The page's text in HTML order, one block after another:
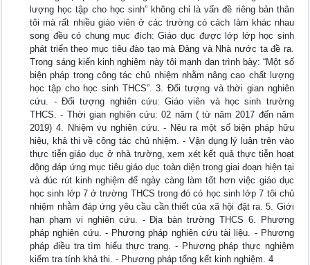
lượng học tập cho học sinh” không chỉ là vấn đề riêng bản thân
tôi mà rất nhiều giáo viên ở các trường có cách làm khác nhau
song đều có chung mục đích: Giáo dục được lớp lớp học sinh
phát triển theo mục tiêu đào tạo mà Đảng và Nhà nước ta đề ra.
Trong sáng kiến kinh nghiệm này tôi mạnh dạn trình bày: “Một số
biện pháp trong công tác chủ nhiệm nhằm nâng cao chất lượng
học tập cho học sinh THCS”. 3. Đối tượng và thời gian nghiên
cứu. - Đối tượng nghiên cứu: Giáo viên và học sinh trường
THCS. - Thời gian nghiên cứu: 02 năm ( từ năm 2017 đến năm
2019) 4. Nhiệm vụ nghiên cứu. - Nêu ra một số biện pháp hữu
hiệu, khả thi về công tác chủ nhiệm. - Vận dụng lý luận trên vào
thực tiễn giáo dục ở nhà trường, xem xét kết quả thực tiễn hoạt
động đáp ứng mục tiêu giáo dục toàn diện trong giai đoạn hiện tại
và đúc rút kinh nghiệm để ngày càng làm tốt hơn việc giáo dục
học sinh lớp 7 ở trường THCS trong đó có học sinh lớp 7 tôi chủ
nhiệm nhằm đáp ứng yêu cầu cần thiết của xã hội đặt ra. 5. Giới
hạn phạm vi nghiên cứu. - Địa bàn trường THCS 6. Phương
pháp nghiên cứu. - Phương pháp nghiên cứu tài liệu. - Phương
pháp điều tra tìm hiểu thực trạng. - Phương pháp thực nghiệm
kiểm tra tính khả thi. - Phương pháp tổng kết kinh nghiệm. 4